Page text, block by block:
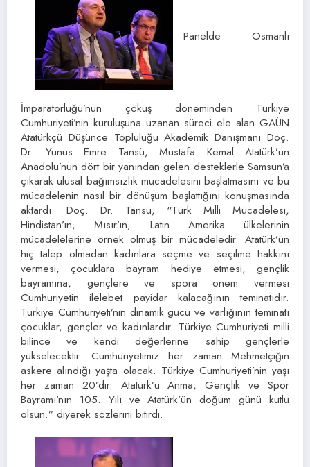
Panelde Osmanlı
İmparatorluğu’nun çöküş döneminden Türkiye
Cumhuriyeti’nin kuruluşuna uzanan süreci ele alan GAÜN
Atatürkçü Düşünce Topluluğu Akademik Danışmanı Doç.
Dr. Yunus Emre Tansü, Mustafa Kemal Atatürk’ün
Anadolu’nun dört bir yanından gelen desteklerle Samsun’a
çıkarak ulusal bağımsızlık mücadelesini başlatmasını ve bu
mücadelenin nasıl bir dönüşüm başlattığını konuşmasında
aktardı. Doç. Dr. Tansü, “Türk Milli Mücadelesi,
Hindistan’ın, Mısır’ın, Latin Amerika ülkelerinin
mücadelelerine örnek olmuş bir mücadeledir. Atatürk’ün
hiç talep olmadan kadınlara seçme ve seçilme hakkını
vermesi, çocuklara bayram hediye etmesi, gençlik
bayramına, gençlere ve spora önem vermesi
Cumhuriyetin ilelebet payidar kalacağının teminatıdır.
Türkiye Cumhuriyeti’nin dinamik gücü ve varlığının teminatı
çocuklar, gençler ve kadınlardır. Türkiye Cumhuriyeti milli
bilince ve kendi değerlerine sahip gençlerle
yükselecektir. Cumhuriyetimiz her zaman Mehmetçiğin
askere alındığı yaşta olacak. Türkiye Cumhuriyeti’nin yaşı
her zaman 20’dir. Atatürk’ü Anma, Gençlik ve Spor
Bayramı’nın 105. Yılı ve Atatürk’ün doğum günü kutlu
olsun.” diyerek sözlerini bitirdi.